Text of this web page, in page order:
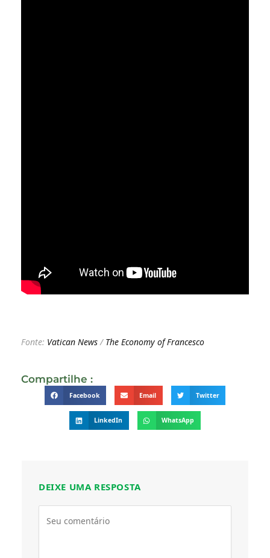
Fonte: Vatican News/ The Economy of Francesco
Compartilhe :
Facebook Email Twitter
LinkedIn WhatsApp
DEIXE UMA RESPOSTA